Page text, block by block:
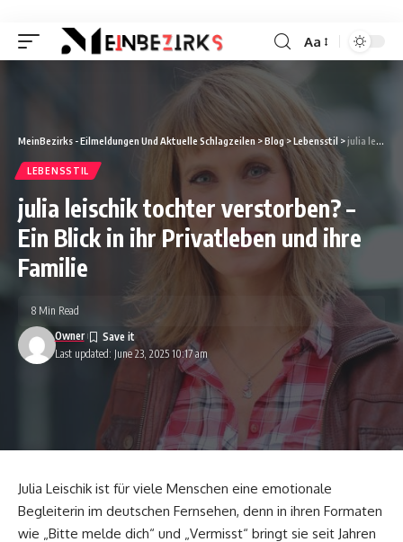
Font
Aa
MeinBezirks - Eilmeldungen Und Aktuelle Schlagzeilen >Blog >Lebensstil >julia leischik tochter verstorben? – Ein Blick in ihr Privatleben und ihre Familie
LEBENSSTIL
julia leischik tochter verstorben? –
Ein Blick in ihr Privatleben und ihre
Familie
Last updated: June 23, 2025 10:17 am
Owner
8 Min Read
Julia Leischik ist für viele Menschen eine emotionale
Begleiterin im deutschen Fernsehen, denn in ihren Formaten
wie „Bitte melde dich“ und „Vermisst“ bringt sie seit Jahren